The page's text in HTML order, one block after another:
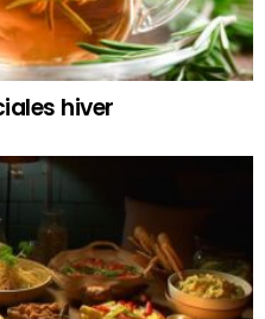
hiver